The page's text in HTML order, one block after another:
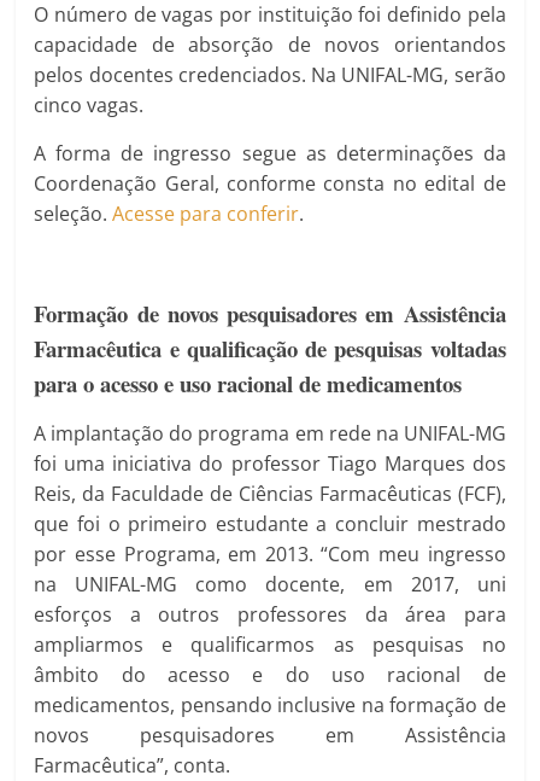
O número de vagas por instituição foi definido pela
capacidade de absorção de novos orientandos
pelos docentes credenciados. Na UNIFAL-MG, serão
cinco vagas.
A forma de ingresso segue as determinações da
Coordenação Geral, conforme consta no edital de
seleção.Acesse para conferir.
Formação de novos pesquisadores em Assistência
Farmacêutica e qualificação de pesquisas voltadas
para o acesso e uso racional de medicamentos
A implantação do programa em rede na UNIFAL-MG
foi uma iniciativa do professor Tiago Marques dos
Reis, da Faculdade de Ciências Farmacêuticas (FCF),
que foi o primeiro estudante a concluir mestrado
por esse Programa, em 2013. “Com meu ingresso
na UNIFAL-MG como docente, em 2017, uni
esforços a outros professores da área para
ampliarmos e qualificarmos as pesquisas no
âmbito do acesso e do uso racional de
medicamentos, pensando inclusive na formação de
novos pesquisadores em Assistência
Farmacêutica”, conta.